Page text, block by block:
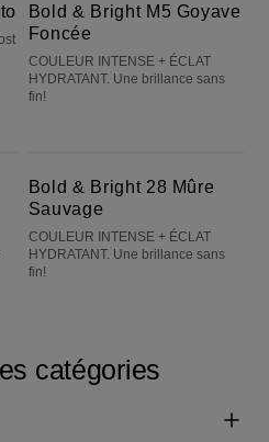
Bold & Bright M5 Goyave
Foncée
COULEUR INTENSE + ÉCLAT
HYDRATANT. Une brillance sans
fin!
Bold & Bright 28 Mûre
Sauvage
COULEUR INTENSE + ÉCLAT
HYDRATANT. Une brillance sans
fin!
catégories